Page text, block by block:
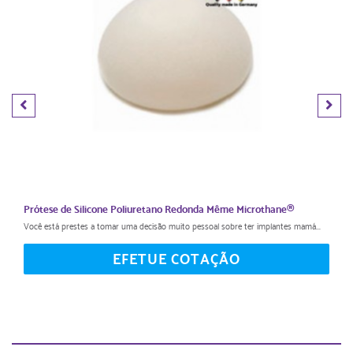
Prótese de Silicone Poliuretano Redonda Même Microthane®
Você está prestes a tomar uma decisão muito pessoal sobre ter implantes mamá...
EFETUE COTAÇÃO